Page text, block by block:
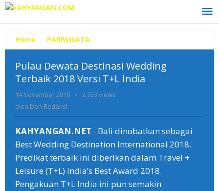
Lewati
konten
Home
PARIWISATA
Dewata
Wedding
Terbaik
2018
Pulau Dewata Destinasi Wedding
Terbaik 2018 Versi T+L India
14 November 2018
oleh
-
2,753 views
oleh Den Redaksi
KAHYANGAN.NET– Bali dinobatkan sebagai
Best Wedding Destination International 2018.
Predikat terbaik ini diberikan dalam Travel +
Leisure (T+L) India’s Best Award 2018.
Pengakuan T+L India ini pun semakin